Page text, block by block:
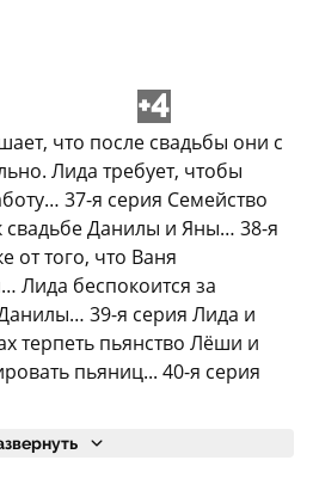
+4
что после свадьбы они с
Лида требует, чтобы
37-я серия Семейство
свадьбе Данилы и Яны… 38-я
от того, что Ваня
Лида беспокоится за
39-я серия Лида и
терпеть пьянство Лёши и
пьяниц... 40-я серия